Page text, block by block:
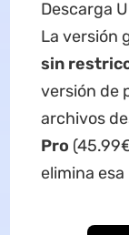
Descarga
La versión
sin
versión de
archivos
Pro
elimina